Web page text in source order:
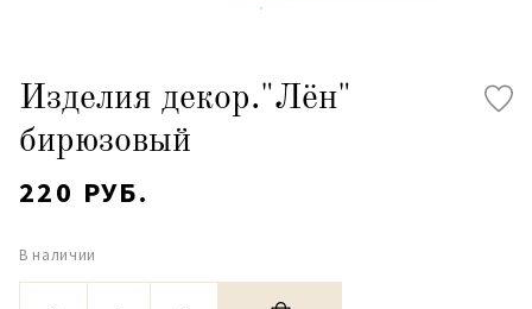
Изделия декор."Лён"
бирюзовый
220 РУБ.
В наличии